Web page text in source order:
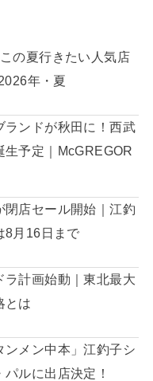
の夏行きたい人気店
年・夏
ランドが秋田に！西武
予定｜McGREGOR
閉店セール開始｜江釣
8月16日まで
ラ計画始動｜東北最大
とは
ンメン中本」江釣子シ
ルに出店決定！